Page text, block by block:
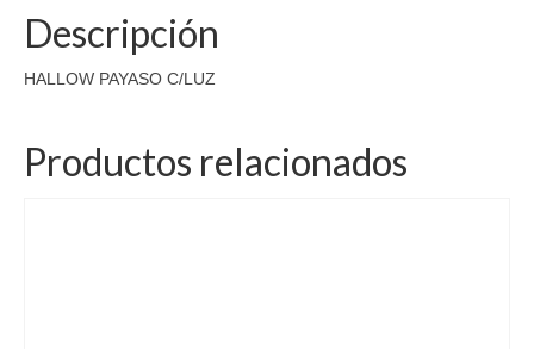
Descripción
HALLOW PAYASO C/LUZ
Productos relacionados